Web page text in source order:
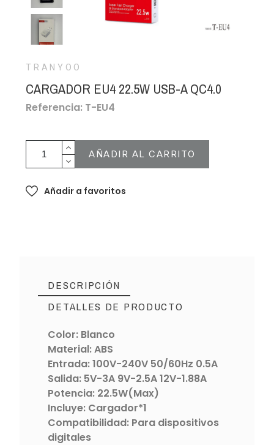
TRANYOO
CARGADOR EU4 22.5W USB-A QC4.0
Referencia: T-EU4
AÑADIR AL CARRITO
Añadir a favoritos
DESCRIPCIÓN
DETALLES DE PRODUCTO
Color: Blanco
Material: ABS
Entrada: 100V-240V 50/60Hz 0.5A
Salida: 5V-3A 9V-2.5A 12V-1.88A
Potencia: 22.5W(Max)
Incluye: Cargador*1
Compatibilidad: Para dispositivos
digitales